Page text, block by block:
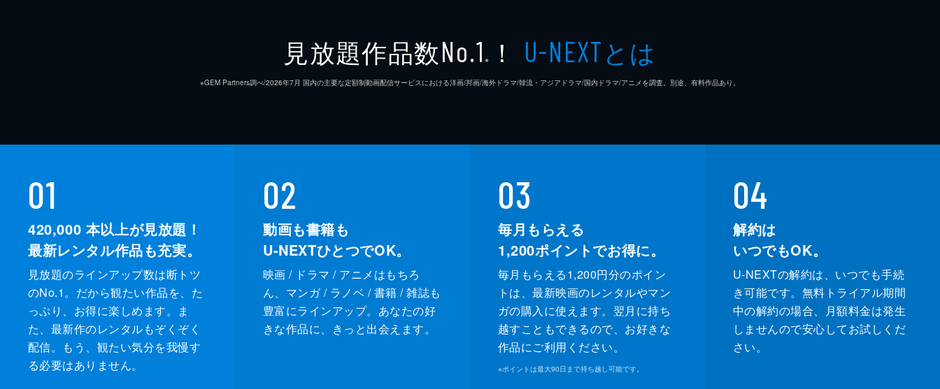
見放題作品数No.1 ※ ！ U-NEXTとは
※GEM Partners調べ/2026年7⽉ 国内の主要な定額制動画配信サービスにおける洋画/邦画/海外ドラマ/韓流・アジアドラマ/国内ドラマ/アニメを調査。別途、有料作品あり。
01
420,000 本以上が見放題！
最新レンタル作品も充実。
見放題のラインアップ数は断トツ
のNo.1。だから観たい作品を、た
っぷり、お得に楽しめます。ま
た、最新作のレンタルもぞくぞく
配信。もう、観たい気分を我慢す
る必要はありません。
02
動画も書籍も
U-NEXTひとつでOK。
映画 / ドラマ / アニメはもちろ
ん、マンガ / ラノベ / 書籍 / 雑誌も
豊富にラインアップ。あなたの好
きな作品に、きっと出会えます。
03
毎月もらえる
1,200ポイントでお得に。
毎月もらえる1,200円分のポイン
トは、最新映画のレンタルやマン
ガの購入に使えます。翌月に持ち
越すこともできるので、お好きな
作品にご利用ください。
※ポイントは最大90日まで持ち越し可能です。
04
解約は
いつでもOK。
U-NEXTの解約は、いつでも手続
き可能です。無料トライアル期間
中の解約の場合、月額料金は発生
しませんので安心してお試しくだ
さい。